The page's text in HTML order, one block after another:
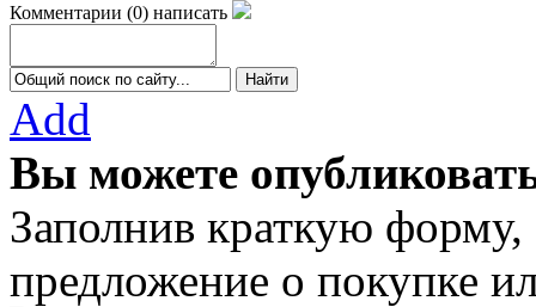
Комментарии (0) написать
Add
Вы можете
Заполнив краткую
предложение о покупке